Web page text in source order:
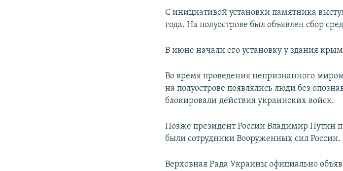
С инициативой установки памятника
года. На полуострове был объявлен сбор
В июне начали его установку у здания
Во время проведения непризнанного
на полуострове появлялись люди без
блокировали действия украинских войск.
Позже президент России Владимир Путин
были сотрудники Вооруженных сил России.
Верховная Рада Украины официально